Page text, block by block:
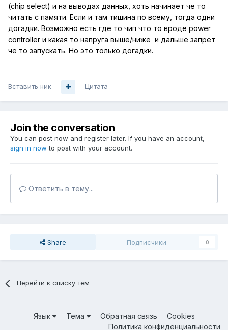
(chip select) и на выводах данных, хоть начинает че то
читать с памяти. Если и там тишина по всему, тогда одни
догадки. Возможно есть где то чип что то вроде power
controller и какая то напруга выше/ниже и дальше запрет
че то запускать. Но это только догадки.
Вставить ник Цитата
Join the conversation
You can post now and register later. If you have an account,
sign in now to post with your account.
Ответить в тему...
Share Подписчики 0
Перейти к списку тем
Язык Тема Обратная связь
Cookies
Политика конфиденциальности